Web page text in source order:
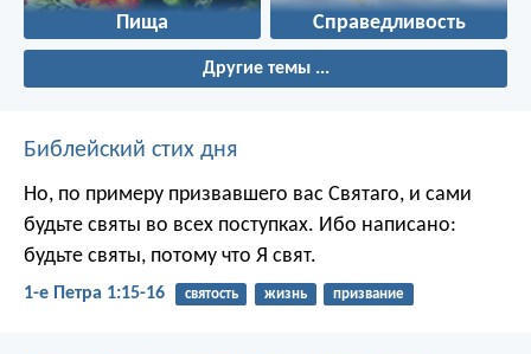
Пища Справедливость
Другие темы ...
Библейский стих дня
Но, по примеру призвавшего вас Святаго, и сами
будьте святы во всех поступках. Ибо написано:
будьте святы, потому что Я свят.
1-е Петра 1:15-16 святость жизнь призвание